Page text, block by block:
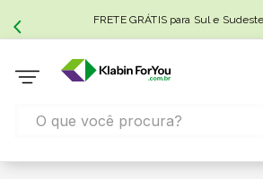
FRETE GRÁTIS para Sul e